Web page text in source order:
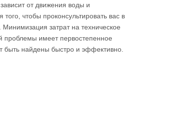
от движения воды и
чтобы проконсультировать вас в
затрат на техническое
имеет первостепенное
быть найдены быстро и эффективно.